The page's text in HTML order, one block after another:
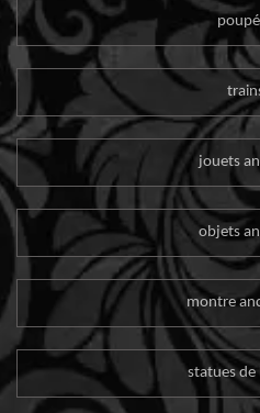
jouets
objets
montre
statues de